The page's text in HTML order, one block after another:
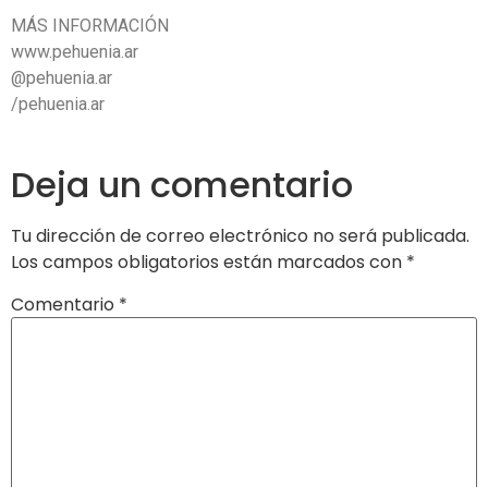
MÁS INFORMACIÓN
www.pehuenia.ar
@pehuenia.ar
/pehuenia.ar
Deja un comentario
Tu dirección de correo electrónico no será publicada.
Los campos obligatorios están marcados con *
Comentario *